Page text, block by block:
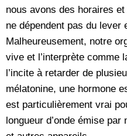
nous avons des horaires
ne dépendent pas du lever
Malheureusement, notre
vive et l’interprète comme
l’incite à retarder de
mélatonine, une hormone
est particulièrement vrai
longueur d’onde émise